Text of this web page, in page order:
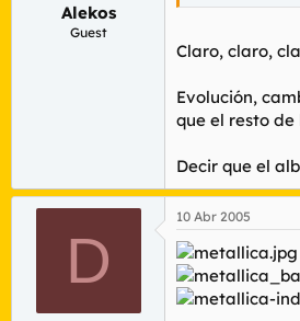
Alekos
Guest
Claro, claro,
Evolución,
que el resto
Decir que el
D
10 Abr 2005